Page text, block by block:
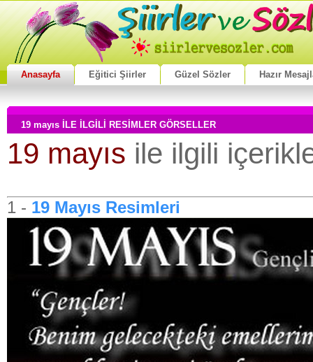
Anasayfa Eğitici Şiirler Güzel Sözler Hazır
19 mayıs İLE İLGİLİ RESİMLER GÖRSELLER
19 mayıs ile ilgili
1 - 19 Mayıs Resimleri